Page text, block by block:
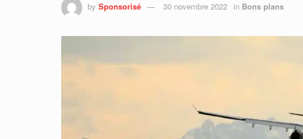
by Sponsorisé 30 novembre 2022 in Bons plans